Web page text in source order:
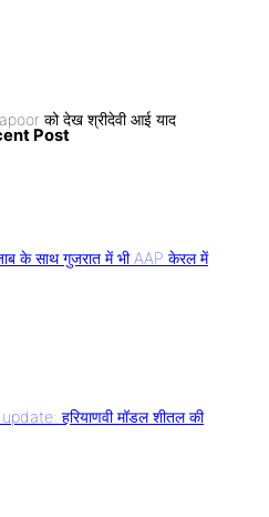
को देख श्रीदेवी आई याद
Post
के साथ गुजरात में भी AAP केरल में
हरियाणवी मॉडल शीतल की